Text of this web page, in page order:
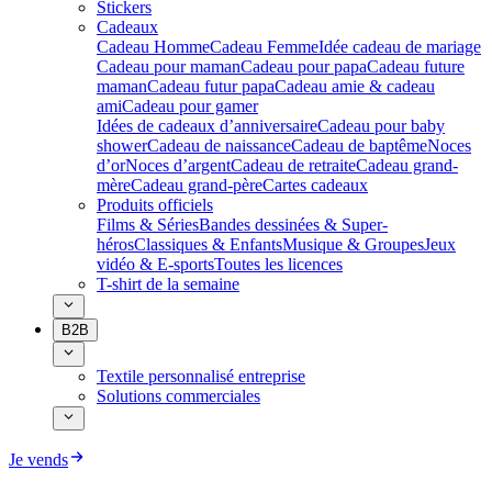
Stickers
Cadeaux
Cadeau HommeCadeau FemmeIdée cadeau de mariage​
Cadeau pour mamanCadeau pour papaCadeau future
mamanCadeau futur papaCadeau amie & cadeau
amiCadeau pour gamer
Idées de cadeaux d’anniversaireCadeau pour baby
showerCadeau de naissanceCadeau de baptêmeNoces
d’orNoces d’argentCadeau de retraiteCadeau grand-
mèreCadeau grand-pèreCartes cadeaux
Produits officiels
Films & SériesBandes dessinées & Super-
hérosClassiques & EnfantsMusique & GroupesJeux
vidéo & E-sportsToutes les licences
T-shirt de la semaine
B2B
Textile personnalisé entreprise
Solutions commerciales
Je vends